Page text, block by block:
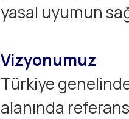
yasal uyumun
Vizyonumuz
Türkiye
alanında